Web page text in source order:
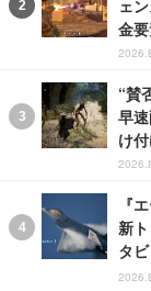
ェ
金
“賛
早
け
『
新
タ